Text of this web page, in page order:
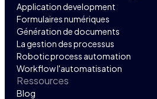
Application development
Formulaires numériques
Génération de documents
La gestion des processus
Robotic process automation
Workflow l'automatisation
Ressources
Blog